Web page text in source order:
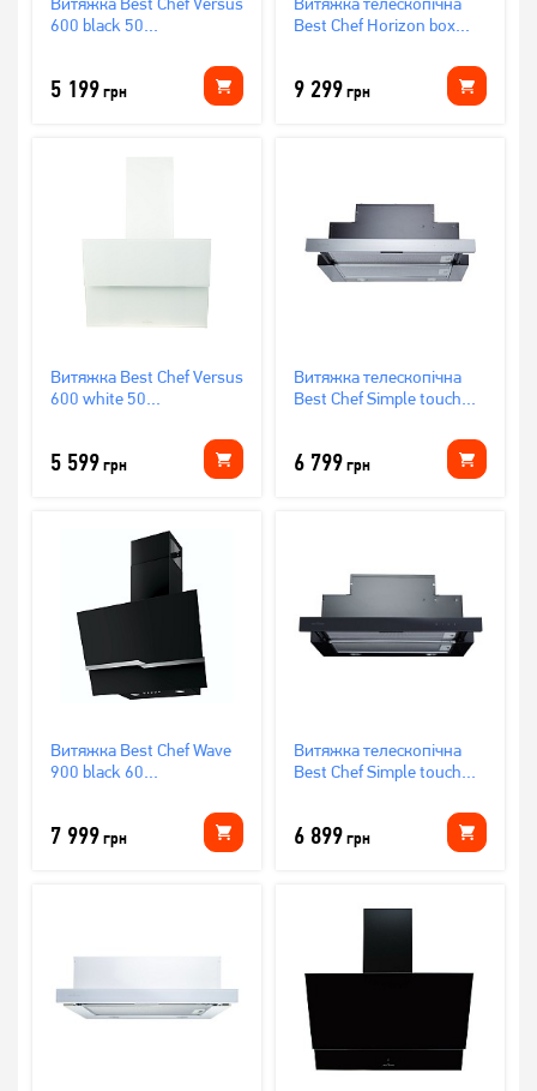
600 black 50
5 199грн
Best Chef Horizon box
9 299грн
Витяжка Best Chef Versus
600 white 50
5 599грн
Витяжка телескопічна
Best Chef Simple touch
(OCORB60I4UW.S3.SA.SSA_BST)
6 799грн
Витяжка Best Chef Wave
900 black 60
7 999грн
Витяжка телескопічна
Best Chef Simple touch
(OCORB60I4UW.S3.MC.SB_BST)
6 899грн